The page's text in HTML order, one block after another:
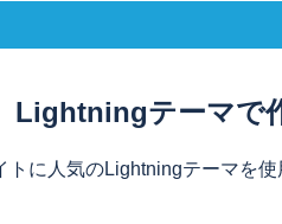
Lightningテーマで
トに人気のLightningテーマを